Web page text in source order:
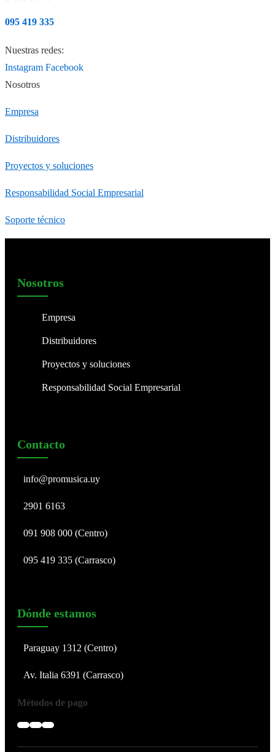
095 419 335
Nuestras redes:
Instagram Facebook
Nosotros
Empresa
Distribuidores
Proyectos y soluciones
Responsabilidad Social Empresarial
Soporte técnico
Nosotros
Empresa
Distribuidores
Proyectos y soluciones
Responsabilidad Social Empresarial
Contacto
info@promusica.uy
2901 6163
091 908 000 (Centro)
095 419 335 (Carrasco)
Dónde estamos
Paraguay 1312 (Centro)
Av. Italia 6391 (Carrasco)
Métodos de pago